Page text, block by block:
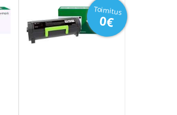
Toimitus
0€